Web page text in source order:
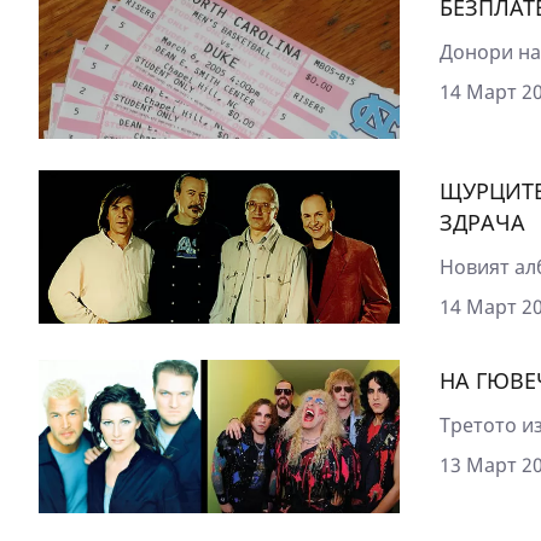
Донори на
14 Март
ЗДРАЧА
Новият
14 Март
НА
Третото
13 Март